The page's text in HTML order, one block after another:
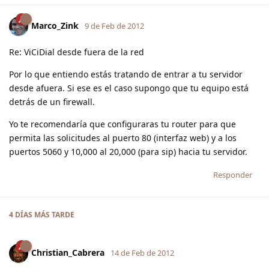
Marco_Zink 9 de Feb de 2012
Re: ViCiDial desde fuera de la red
Por lo que entiendo estás tratando de entrar a tu servidor
desde afuera. Si ese es el caso supongo que tu equipo está
detrás de un firewall.
Yo te recomendaría que configuraras tu router para que
permita las solicitudes al puerto 80 (interfaz web) y a los
puertos 5060 y 10,000 al 20,000 (para sip) hacia tu servidor.
Responder
4 DÍAS MÁS TARDE
Christian_Cabrera 14 de Feb de 2012